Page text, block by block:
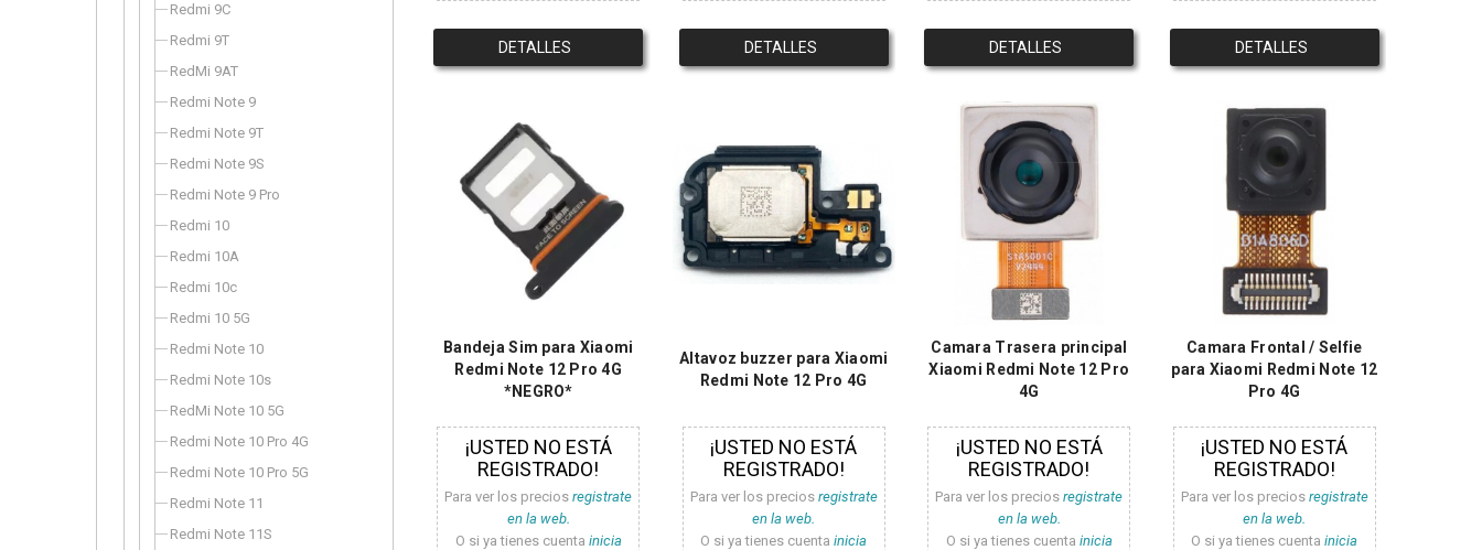
Redmi 9C
Redmi 9T
RedMi 9AT
Redmi Note 9
Redmi Note 9T
Redmi Note 9S
Redmi Note 9 Pro
Redmi 10
Redmi 10A
Redmi 10c
Redmi 10 5G
Redmi Note 10
Redmi Note 10s
RedMi Note 10 5G
Redmi Note 10 Pro 4G
Redmi Note 10 Pro 5G
Redmi Note 11
Redmi Note 11S
DETALLES DETALLES DETALLES DETALLES
Bandeja Sim para Xiaomi
Redmi Note 12 Pro 4G
*NEGRO*
¡USTED NO ESTÁ
REGISTRADO!
Para ver los preciosregistrate
en la web.
O si ya tienes cuenta inicia
Altavoz buzzer para Xiaomi
Redmi Note 12 Pro 4G
¡USTED NO ESTÁ
REGISTRADO!
Para ver los precios registrate
en la web.
O si ya tienes cuentainicia
Camara Trasera principal
Xiaomi Redmi Note 12 Pro
4G
¡USTED NO ESTÁ
REGISTRADO!
Para ver los preciosregistrate
en la web.
O si ya tienes cuenta inicia
Camara Frontal / Selfie
para Xiaomi Redmi Note 12
Pro 4G
¡USTED NO ESTÁ
REGISTRADO!
Para ver los precios registrate
en la web.
O si ya tienes cuentainicia